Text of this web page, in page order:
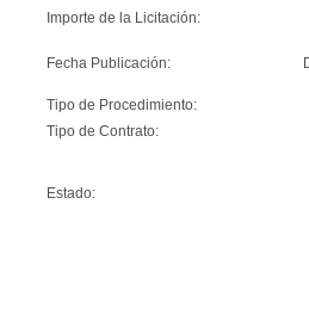
Importe de la Licitación:
Fecha Publicación:
Tipo de Procedimiento:
Tipo de Contrato:
Estado: